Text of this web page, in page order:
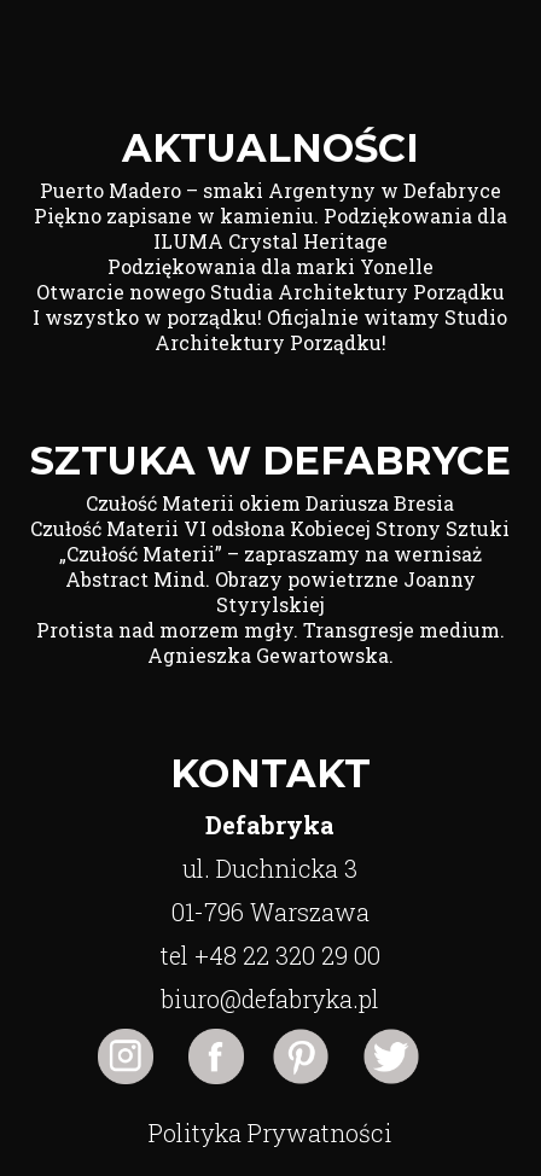
AKTUALNOŚCI
Puerto Madero – smaki Argentyny w Defabryce
Piękno zapisane w kamieniu. Podziękowania dla
ILUMA Crystal Heritage
Podziękowania dla marki Yonelle
Otwarcie nowego Studia Architektury Porządku
I wszystko w porządku! Oficjalnie witamy Studio
Architektury Porządku!
SZTUKA W DEFABRYCE
Czułość Materii okiem Dariusza Bresia
Czułość Materii VI odsłona Kobiecej Strony Sztuki
„Czułość Materii” – zapraszamy na wernisaż
Abstract Mind. Obrazy powietrzne Joanny
Styrylskiej
Protista nad morzem mgły. Transgresje medium.
Agnieszka Gewartowska.
KONTAKT
Defabryka
ul. Duchnicka 3
01-796 Warszawa
tel +48 22 320 29 00
biuro@defabryka.pl
Polityka Prywatności